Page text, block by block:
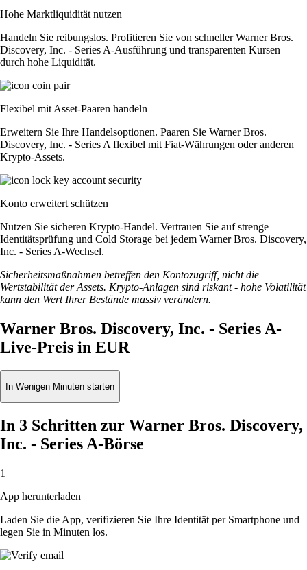
Hohe Marktliquidität nutzen
Handeln Sie reibungslos. Profitieren Sie von schneller Warner Bros.
Discovery, Inc. - Series A-Ausführung und transparenten Kursen
durch hohe Liquidität.
Flexibel mit Asset-Paaren handeln
Erweitern Sie Ihre Handelsoptionen. Paaren Sie Warner Bros.
Discovery, Inc. - Series A flexibel mit Fiat-Währungen oder anderen
Krypto-Assets.
Konto erweitert schützen
Nutzen Sie sicheren Krypto-Handel. Vertrauen Sie auf strenge
Identitätsprüfung und Cold Storage bei jedem Warner Bros. Discovery,
Inc. - Series A-Wechsel.
Sicherheitsmaßnahmen betreffen den Kontozugriff, nicht die
Wertstabilität der Assets. Krypto-Anlagen sind riskant - hohe Volatilität
kann den Wert Ihrer Bestände massiv verändern.
Warner Bros. Discovery, Inc. - Series A-
Live-Preis in EUR
In Wenigen Minuten starten
In 3 Schritten zur Warner Bros. Discovery,
Inc. - Series A-Börse
1
App herunterladen
Laden Sie die App, verifizieren Sie Ihre Identität per Smartphone und
legen Sie in Minuten los.